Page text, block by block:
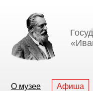
О музее Афиша